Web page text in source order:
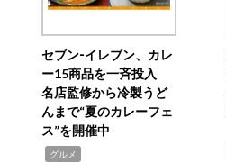
セブン‐イレブン、カレ
ー15商品を一斉投入
名店監修から冷製うど
んまで“夏のカレーフェ
ス”を開催中
グルメ